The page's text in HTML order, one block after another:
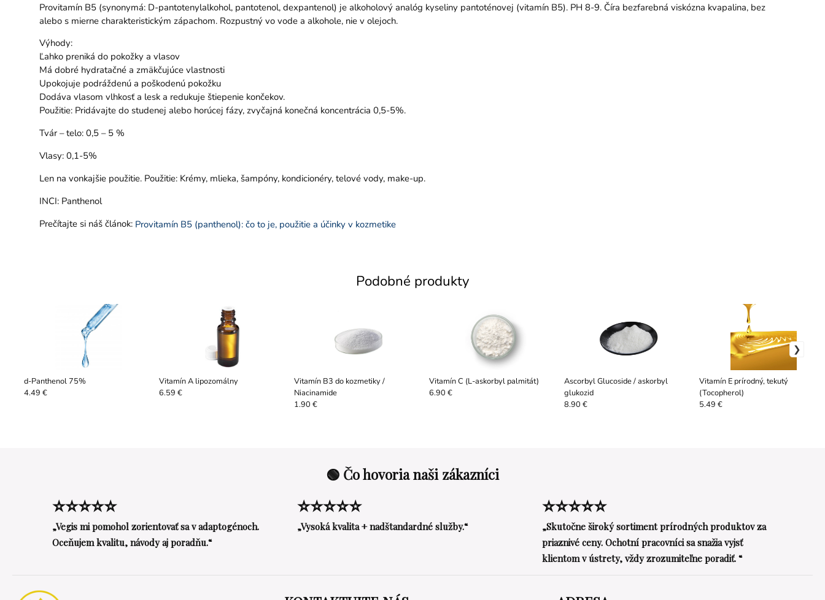
Provitamín B5 (synonymá: D-pantotenylalkohol, pantotenol, dexpantenol) je alkoholový analóg kyseliny pantoténovej (vitamín B5). PH 8-9. Číra bezfarebná viskózna kvapalina, bez
alebo s mierne charakteristickým zápachom. Rozpustný vo vode a alkohole, nie v olejoch.
Výhody:
Ľahko preniká do pokožky a vlasov
Má dobré hydratačné a zmäkčujúce vlastnosti
Upokojuje podráždenú a poškodenú pokožku
Dodáva vlasom vlhkosť a lesk a redukuje štiepenie končekov.
Použitie: Pridávajte do studenej alebo horúcej fázy, zvyčajná konečná koncentrácia 0,5-5%.
Tvár – telo: 0,5 – 5 %
Vlasy: 0,1-5%
Len na vonkajšie použitie. Použitie: Krémy, mlieka, šampóny, kondicionéry, telové vody, make-up.
INCI: Panthenol
Prečítajte si náš článok: Provitamín B5 (panthenol): čo to je, použitie a účinky v kozmetike
Podobné produkty
d-Panthenol 75%
4.49 €
Vitamín A lipozomálny
6.59 €
Vitamín B3 do kozmetiky /
Niacinamide
1.90 €
Vitamín C (L-askorbyl palmitát)
6.90 €
Ascorbyl Glucoside / askorbyl
glukozid
8.90 €
Vitamín E prírodný, tekutý
(Tocopherol)
5.49 €
🟢 Čo hovoria naši zákazníci
⭐⭐⭐⭐⭐
„Vegis mi pomohol zorientovať sa v adaptogénoch.
Oceňujem kvalitu, návody aj poradňu.“
⭐⭐⭐⭐⭐
„Vysoká kvalita + nadštandardné služby.“
⭐⭐⭐⭐⭐
„Skutočne široký sortiment prírodných produktov za
priaznivé ceny. Ochotní pracovníci sa snažia vyjsť
klientom v ústrety, vždy zrozumiteľne poradiť. “